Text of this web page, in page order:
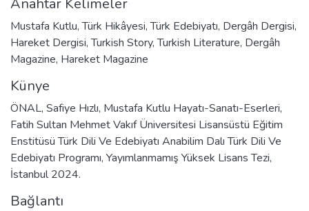
Mustafa Kutlu,Türk Hikâyesi,Türk Edebiyatı, Dergâh Dergisi,
Hareket Dergisi,Turkish Story,Turkish Literature, Dergâh
Magazine, Hareket Magazine
Künye
ÖNAL, Safiye Hızlı, Mustafa Kutlu Hayatı-Sanatı-Eserleri,
Fatih Sultan Mehmet Vakıf Üniversitesi Lisansüstü Eğitim
Enstitüsü Türk Dili Ve Edebiyatı Anabilim Dalı Türk Dili Ve
Edebiyatı Programı, Yayımlanmamış Yüksek Lisans Tezi,
İstanbul 2024.
Bağlantı